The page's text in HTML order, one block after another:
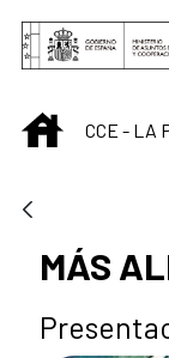
Saltar al
INICIOCCE - LA
MÁS